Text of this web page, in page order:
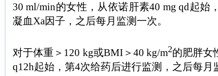
30 ml/min的女性，从依诺肝素40 mg qd起始
凝血Xa因子，之后每月监测一次。
对于体重＞120 kg或BMI＞40 kg/m2的肥胖女
q12h起始，第4次给药后进行监测，之后每月